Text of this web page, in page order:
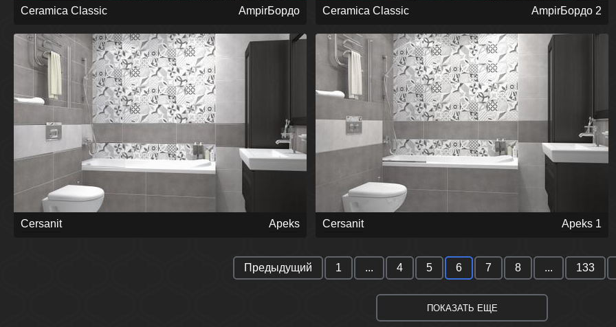
Ceramica Classic AmpirБордо Ceramica Classic AmpirБордо 2
Cersanit Apeks Cersanit Apeks 1
Предыдущий 1 ... 4 5 6 7 8 ... 133
ПОКАЗАТЬ ЕЩЕ